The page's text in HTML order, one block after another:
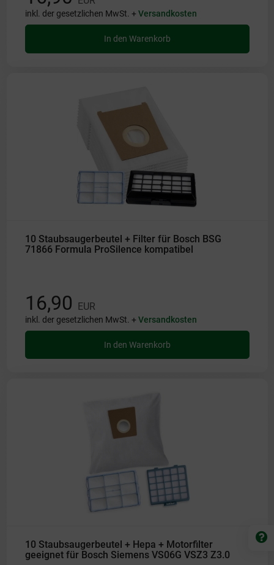
inkl. der gesetzlichen MwSt. +Versandkosten
In den Warenkorb
10 Staubsaugerbeutel + Filter für Bosch BSG
71866 Formula ProSilence kompatibel
16,90 EUR
inkl. der gesetzlichen MwSt. +Versandkosten
In den Warenkorb
10 Staubsaugerbeutel + Hepa + Motorfilter
geeignet für Bosch Siemens VS06G VSZ3 Z3.0